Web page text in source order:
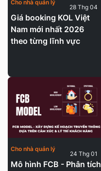
Giá booking KOL Việt
Nam mới nhất 2026
theo từng lĩnh vực
Cho nhà quản lý
28 Thg 04
Mô hình FCB - Phân tích
Cho nhà quản lý
24 Thg 01